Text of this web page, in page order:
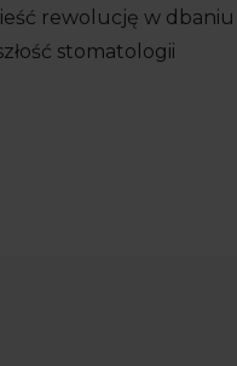
rewolucję w dbaniu
stomatologii